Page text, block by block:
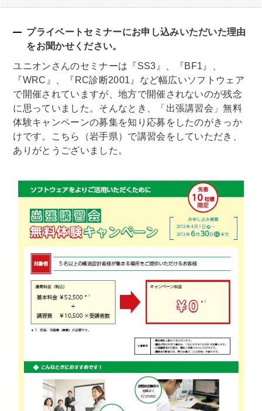
プライベートセミナーにお申し込みいただいた理由
をお聞かせください。
ユニオンさんのセミナーは『SS3』、『BF1』、
『WRC』、『RC診断2001』など幅広いソフトウェア
で開催されていますが、地方で開催されないのが残念
に思っていました。そんなとき、「出張講習会」無料
体験キャンペーンの募集を知り応募をしたのがきっか
けです。こちら（岩手県）で講習会をしていただき、
ありがとうございました。